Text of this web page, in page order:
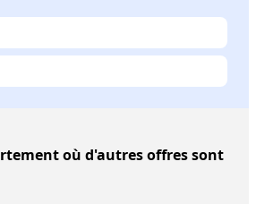
où d'autres offres sont